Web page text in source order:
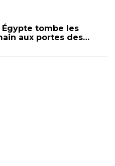
Égypte tombe les
aux portes des…